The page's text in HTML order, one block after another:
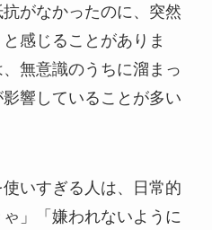
がなかったのに、突然
感じることがありま
無意識のうちに溜まっ
響していることが多い
いすぎる人は、日常的
」「嫌われないように